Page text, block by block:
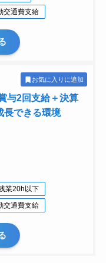
交通費支給
お気に入りに追加
与2回支給＋決算
長できる環境
業20h以下
交通費支給